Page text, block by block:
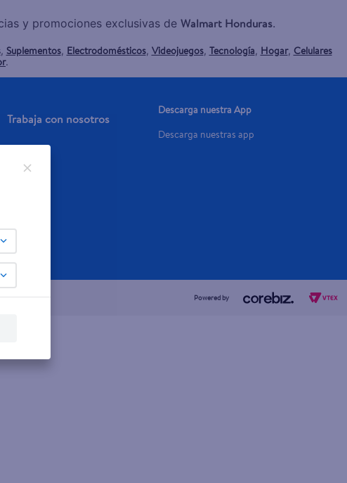
y promociones exclusivas de Walmart Honduras.
, Suplementos, Electrodomésticos, Videojuegos, Tecnología, Hogar, Celulares
.
Trabaja con nosotros
Descarga nuestra App
Descarga nuestras app
Powered by